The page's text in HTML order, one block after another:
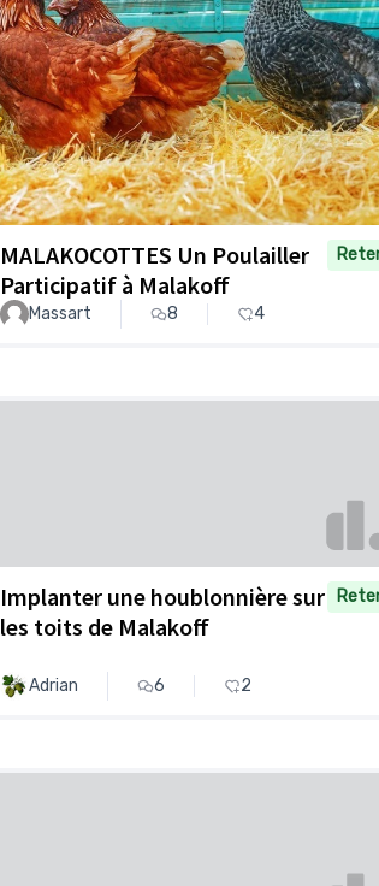
MALAKOCOTTES Un Poulailler
Participatif à Malakoff
Massart 8 4
Implanter une houblonnière sur
les toits de Malakoff
Adrian 6 2